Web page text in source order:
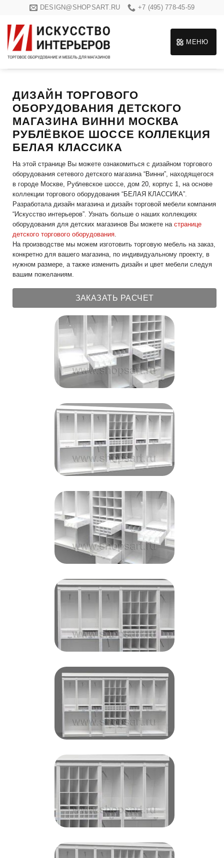
content
DESIGN@SHOPSART.RU +7 (495) 778-45-59
МЕНЮ
ДИЗАЙН ТОРГОВОГО
ОБОРУДОВАНИЯ ДЕТСКОГО
МАГАЗИНА ВИННИ МОСКВА
РУБЛЁВКОЕ ШОССЕ КОЛЛЕКЦИЯ
БЕЛАЯ КЛАССИКА
На этой странице Вы можете ознакомиться с дизайном торгового
оборудования сетевого детского магазина “Винни”, находящегося
в городе Москве, Рублевское шоссе, дом 20, корпус 1, на основе
коллекции торгового оборудования “БЕЛАЯ КЛАССИКА”.
Разработала дизайн магазина и дизайн торговой мебели компания
“Искусство интерьеров”. Узнать больше о наших коллекциях
оборудования для детских магазинов Вы можете на странице
детского торгового оборудования.
На производстве мы можем изготовить торговую мебель на заказ,
конкретно для вашего магазина, по индивидуальному проекту, в
нужном размере, а также изменить дизайн и цвет мебели следуя
вашим пожеланиям.
ЗАКАЗАТЬ РАСЧЕТ